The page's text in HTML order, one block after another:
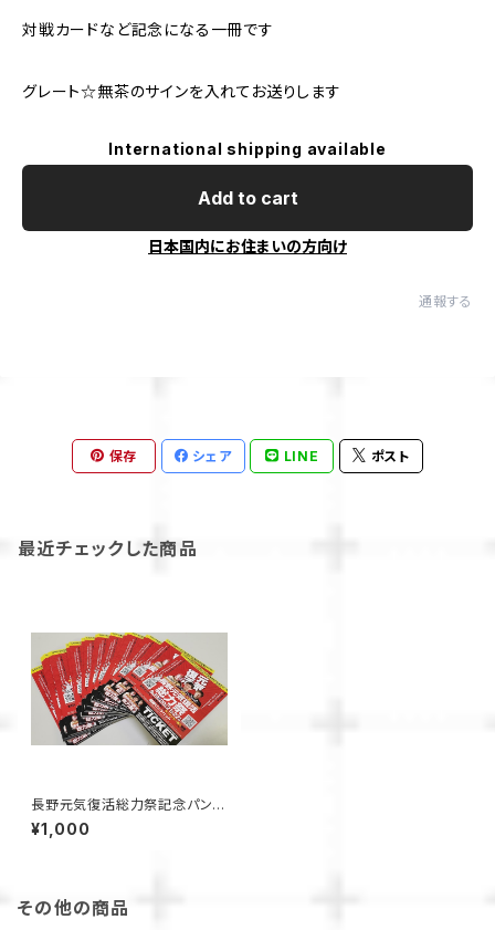
対戦カードなど記念になる一冊です
グレート☆無茶のサインを入れてお送りします
International shipping available
Add to cart
日本国内にお住まいの方向け
通報する
保存 シェア LINE ポスト
最近チェックした商品
長野元気復活総力祭記念パンフ
レット
¥1,000
その他の商品